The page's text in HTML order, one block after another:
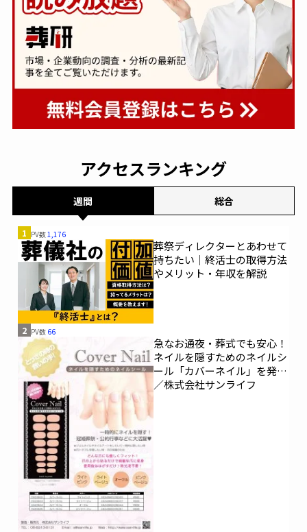
アクセスランキング
週間 総合
1 PV数1,176
葬祭ディレクターとあわせて
持ちたい｜終活士の取得方法
やメリット・年収を解説
2 PV数 66
急なお通夜・葬式でも安心！
ネイルを隠すためのネイルシ
ール「カバーネイル」を発売
／株式会社サンライフ